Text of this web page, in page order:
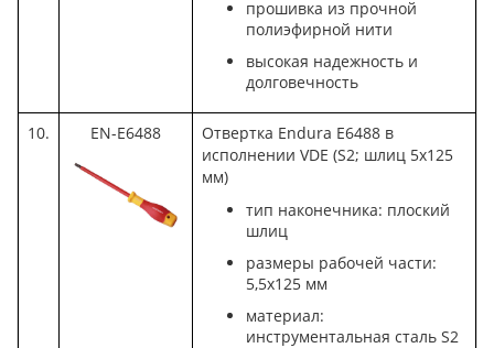
прошивка из прочной
полиэфирной нити
высокая надежность и
долговечность
10. EN-E6488
Отвертка Endura E6488 в
исполнении VDE (S2; шлиц 5x125
мм)
тип наконечника: плоский
шлиц
размеры рабочей части:
5,5х125 мм
материал:
инструментальная сталь S2